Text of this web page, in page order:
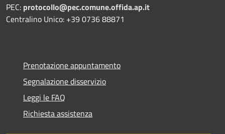
PEC: protocollo@pec.comune.offida.ap.it
Centralino Unico: +39 0736 88871
Prenotazione appuntamento
Segnalazione disservizio
Leggi le FAQ
Richiesta assistenza